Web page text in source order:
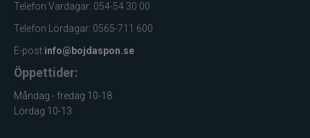
Telefon Vardagar: 054-54 30 00
Telefon Lördagar: 0565-711 600
E-post:info@bojdaspon.se
Öppettider:
Måndag - fredag 10-18
Lördag 10-13